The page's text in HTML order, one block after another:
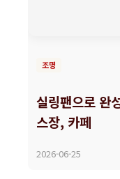
조명
실링팬으로 완
스장, 카페
2026-06-25